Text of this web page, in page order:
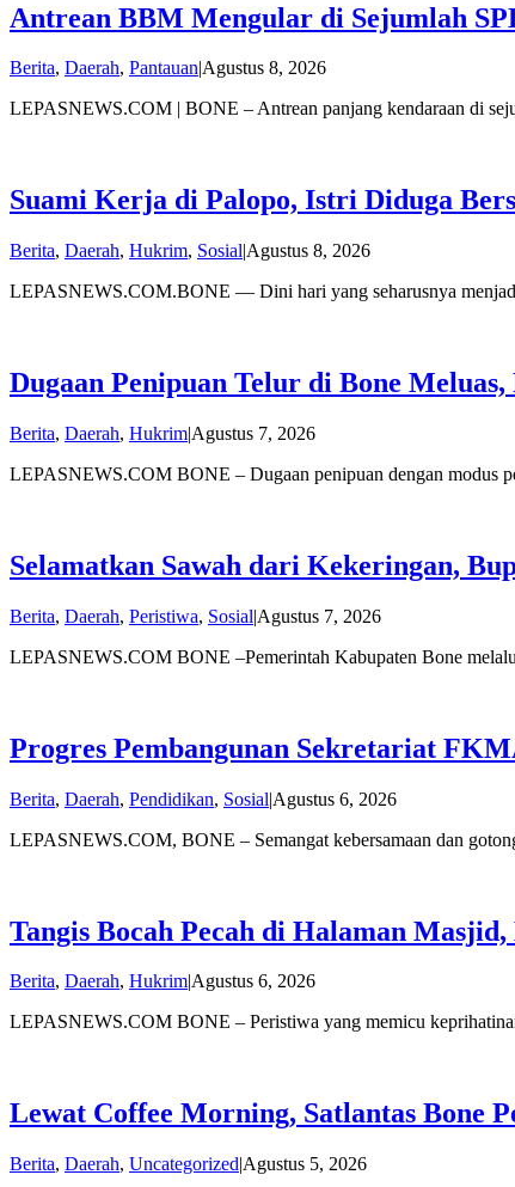
Antrean BBM Mengular di Sejumlah
Berita, Daerah, Pantauan|Agustus 8, 2026oleh
LEPASNEWS.COM | BONE – Antrean panjang kendaraan di
Suami Kerja di Palopo, Istri Diduga
Berita, Daerah, Hukrim, Sosial|Agustus 8, 2026oleh
LEPASNEWS.COM.BONE — Dini hari yang seharusnya
Dugaan Penipuan Telur di Bone
Berita, Daerah, Hukrim|Agustus 7, 2026oleh
LEPASNEWS.COM BONE – Dugaan penipuan dengan modus
Selamatkan Sawah dari Kekeringan,
Berita, Daerah, Peristiwa, Sosial|Agustus 7, 2026oleh
LEPASNEWS.COM BONE –Pemerintah Kabupaten Bone
Progres Pembangunan Sekretariat
Berita, Daerah, Pendidikan, Sosial|Agustus 6, 2026oleh
LEPASNEWS.COM, BONE – Semangat kebersamaan dan
Tangis Bocah Pecah di Halaman
Berita, Daerah, HukrimAgustus 6, 2026oleh
LEPASNEWS.COM BONE – Peristiwa yang memicu
Lewat Coffee Morning, Satlantas Bone
Berita, Daerah, Uncategorized|Agustus 5, 2026oleh